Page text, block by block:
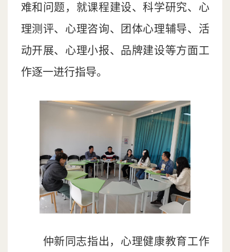
难和问题，就课程建设、科学研究、心
理测评、心理咨询、团体心理辅导、活
动开展、心理小报、品牌建设等方面工
作逐一进行指导。
仲新同志指出， 心理健康教育工作